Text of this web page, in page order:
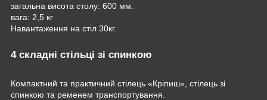
загальна висота столу: 600 мм.
вага: 2,5 кг
Навантаження на стіл 30кг.
4 складні стільці зі спинкою
Компактний та практичний стілець «Кріпиш», стілець зі
спинкою та ременем транспортування.